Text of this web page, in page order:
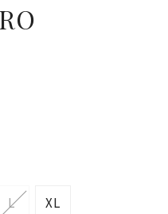
L XL